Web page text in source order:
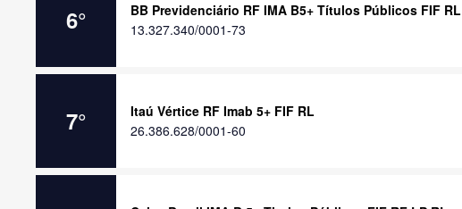
6°
BB Previdenciário RF IMA B5+ Títulos Públicos FIF RL
13.327.340/0001-73
7°
Itaú Vértice RF Imab 5+ FIF RL
26.386.628/0001-60